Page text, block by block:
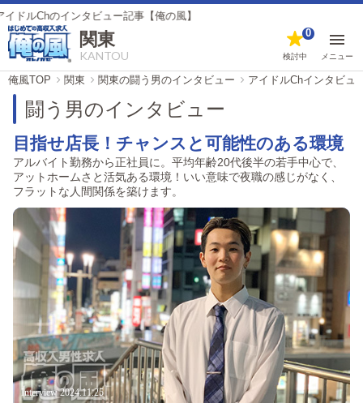
のインタビュー記事【俺の風】
関東
KANTOU 検討中
0
メニュー
俺風TOP 関東 関東の闘う男のインタビュー アイドルChインタビュ
闘う男のインタビュー
目指せ店長！チャンスと可能性のある環境
アルバイト勤務から正社員に。平均年齢20代後半の若手中心で、
アットホームさと活気ある環境！いい意味で夜職の感じがなく、
フラットな人間関係を築けます。
Interview 2024.11.25